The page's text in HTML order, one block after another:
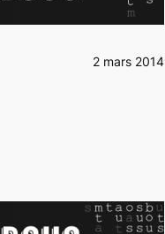
2 mars 2014